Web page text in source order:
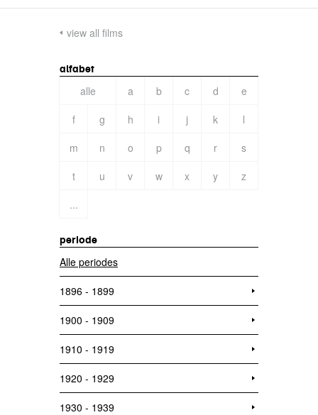
view all films
alfabet
alle a b c d
e
f
g h i j k
l
m
n o p q r
s
t
u v w x y
z
...
periode
Alle periodes
1896 - 1899
1900 - 1909
1910 - 1919
1920 - 1929
1930 - 1939